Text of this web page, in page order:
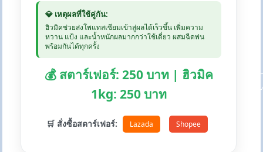
💎 เหตุผลที่ใช้คู่กัน:
ฮิวมิคช่วยส่งโพแทสเซียมเข้าสู่ผลได้เร็วขึ้น เพิ่มความ
หวาน แป้ง และน้ำหนักผลมากกว่าใช้เดี่ยว ผสมฉีดพ่น
พร้อมกันได้ทุกครั้ง
💰 สตาร์เฟอร์: 250 บาท | ฮิวมิค
1kg: 250 บาท
🛒 สั่งซื้อสตาร์เฟอร์: Lazada Shopee